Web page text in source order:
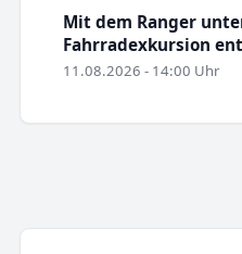
Mit dem Ranger
Fahrradexkursion
11.08.2026 - 14:00 Uhr